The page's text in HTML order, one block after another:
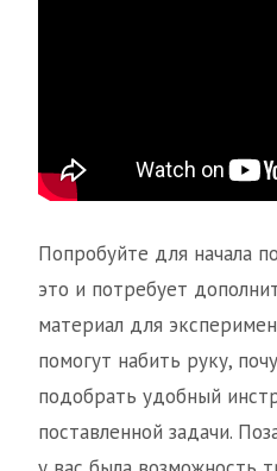
Попробуйте для начала
это и потребует
материал для
помогут набить руку,
подобрать удобный
поставленной задачи.